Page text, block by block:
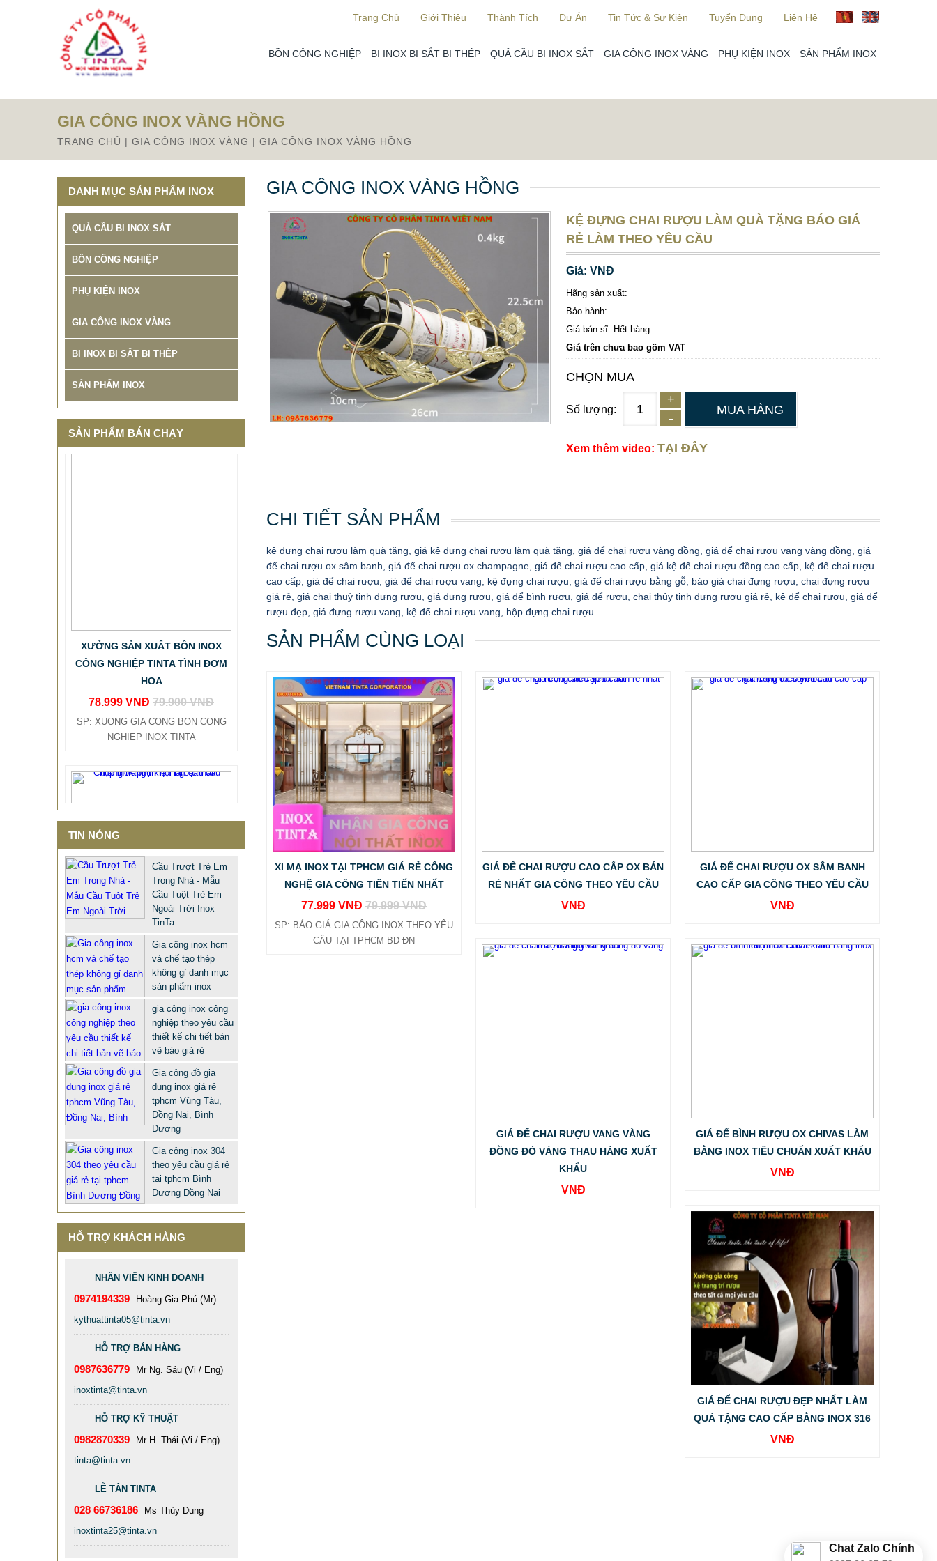
Trang Chủ Giới Thiệu Thành Tích Dự Án Tin Tức & Sự Kiện Tuyển Dụng Liên Hệ
BỒN CÔNG NGHIỆP BI INOX BI SẮT BI THÉP QUẢ CẦU BI INOX SẮT GIA CÔNG INOX VÀNG PHỤ KIỆN INOX SẢN PHẨM INOX
From this section downward is Zalo source code
Chat Zalo Chính
GIA CÔNG INOX VÀNG HỒNG
TRANG CHỦ | GIA CÔNG INOX VÀNG | GIA CÔNG INOX VÀNG HỒNG
GIA CÔNG INOX VÀNG HỒNG
KỆ ĐỰNG CHAI RƯỢU LÀM QUÀ TẶNG BÁO GIÁ
RẺ LÀM THEO YÊU CẦU
Giá: VNĐ
Hãng sản xuất:
Bảo hành:
Giá bán sĩ: Hết hàng
Giá trên chưa bao gồm VAT
CHỌN MUA
Số lượng: MUA HÀNG
Xem thêm video: TẠI ĐÂY
CHI TIẾT SẢN PHẨM
kệ đựng chai rượu làm quà tặng, giá kệ đựng chai rượu làm quà tặng, giá để chai rượu vàng đồng, giá để chai rượu vang vàng đồng, giá
để chai rượu ox sâm banh, giá để chai rượu ox champagne, giá để chai rượu cao cấp, giá kệ để chai rượu đồng cao cấp, kệ để chai rượu
cao cấp, giá để chai rượu, giá để chai rượu vang, kệ đựng chai rượu, giá để chai rượu bằng gỗ, báo giá chai đựng rượu, chai đựng rượu
giá rẻ, giá chai thuỷ tinh đựng rượu, giá đựng rượu, giá để bình rượu, giá để rượu, chai thủy tinh đựng rượu giá rẻ, kệ để chai rượu, giá để
rượu đẹp, giá đựng rượu vang, kệ để chai rượu vang, hộp đựng chai rượu
SẢN PHẨM CÙNG LOẠI
XI MẠ INOX TẠI TPHCM GIÁ RẺ CÔNG
NGHỆ GIA CÔNG TIÊN TIẾN NHẤT
77.999 VNĐ 79.999 VNĐ
SP: BÁO GIÁ GIA CÔNG INOX THEO YÊU
CẦU TẠI TPHCM BD ĐN
GIÁ ĐỂ CHAI RƯỢU CAO CẤP OX BÁN
RẺ NHẤT GIA CÔNG THEO YÊU CẦU
VNĐ
GIÁ ĐỂ CHAI RƯỢU OX SÂM BANH
CAO CẤP GIA CÔNG THEO YÊU CẦU
VNĐ
GIÁ ĐỂ CHAI RƯỢU VANG VÀNG
ĐỒNG ĐỎ VÀNG THAU HÀNG XUẤT
KHẨU
VNĐ
GIÁ ĐỂ BÌNH RƯỢU OX CHIVAS LÀM
BẰNG INOX TIÊU CHUẨN XUẤT KHẨU
VNĐ
GIÁ ĐỂ CHAI RƯỢU ĐẸP NHẤT LÀM
QUÀ TẶNG CAO CẤP BẰNG INOX 316
VNĐ
DANH MỤC SẢN PHẨM INOX
QUẢ CẦU BI INOX SẮT
BỒN CÔNG NGHIỆP
PHỤ KIỆN INOX
GIA CÔNG INOX VÀNG
BI INOX BI SẮT BI THÉP
SẢN PHẨM INOX
SẢN PHẨM BÁN CHẠY
BẢNG GIÁ GIA CÔNG INOX HCM
65.800 VNĐ 68.500 VNĐ
SP: BANG GIA GIA CONG INOX
TINTA
CÔNG NGHIỆP TINTA TÌNH ĐƠM
HOA
78.999 VNĐ79.900 VNĐ
SP: XUONG GIA CONG BON CONG
NGHIEP INOX TINTA
CHỤP INOX PHỤ KIỆN LAN CAN
CẦU THANG TRANG TRÍ NỘI
NGOẠI THẤT
68.668 VNĐ 66.789 VNĐ
SP: PHU KIEN CHUP CHAN INOX 316
201 304 XI MA VANG
TIN NÓNG
Cầu Trượt Trẻ Em
Trong Nhà - Mẫu
Cầu Tuột Trẻ Em
Ngoài Trời Inox
TinTa
Gia công inox hcm
và chế tạo thép
không gỉ danh mục
sản phẩm inox
gia công inox công
nghiệp theo yêu cầu
thiết kế chi tiết bản
vẽ báo giá rẻ
Gia công đồ gia
dụng inox giá rẻ
tphcm Vũng Tàu,
Đồng Nai, Bình
Dương
Gia công inox 304
theo yêu cầu giá rẻ
tại tphcm Bình
Dương Đồng Nai
HỖ TRỢ KHÁCH HÀNG
NHÂN VIÊN KINH DOANH
0974194339
Hoàng Gia Phú (Mr)
kythuattinta05@tinta.vn
HỖ TRỢ BÁN HÀNG
0987636779
Mr Ng. Sáu (Vi / Eng)
inoxtinta@tinta.vn
HỖ TRỢ KỸ THUẬT
0982870339
Mr H. Thái (Vi / Eng)
tinta@tinta.vn
LỄ TÂN TINTA
028 66736186
Ms Thùy Dung
inoxtinta25@tinta.vn